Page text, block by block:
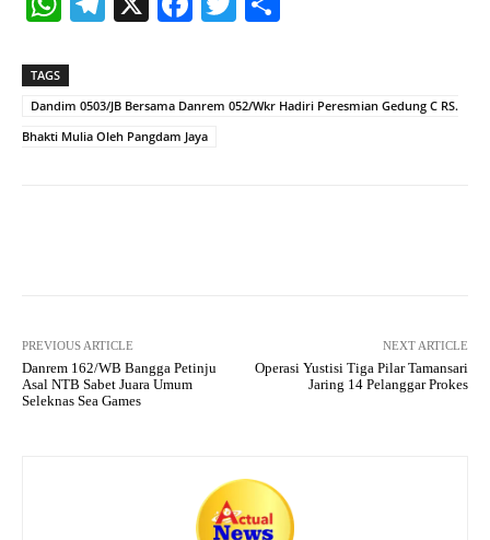
ts
A
pp
a
m
ok r
TAGS
Dandim 0503/JB Bersama Danrem 052/Wkr Hadiri Peresmian Gedung C RS.
Bhakti Mulia Oleh Pangdam Jaya
PREVIOUS ARTICLE
Danrem 162/WB Bangga Petinju
Asal NTB Sabet Juara Umum
Seleknas Sea Games
NEXT ARTICLE
Operasi Yustisi Tiga Pilar Tamansari
Jaring 14 Pelanggar Prokes